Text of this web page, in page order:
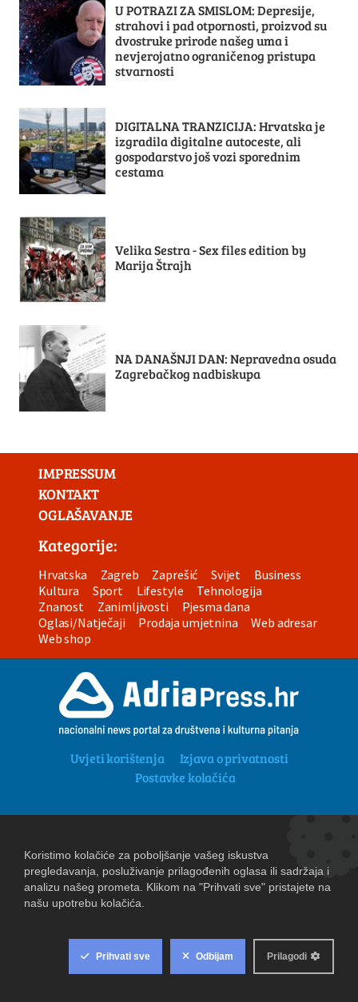
U POTRAZI ZA SMISLOM: Depresije,
strahovi i pad otpornosti, proizvod su
dvostruke prirode našeg uma i
nevjerojatno ograničenog pristupa
stvarnosti
DIGITALNA TRANZICIJA: Hrvatska je
izgradila digitalne autoceste, ali
gospodarstvo još vozi sporednim
cestama
Velika Sestra - Sex files edition by
Marija Štrajh
NA DANAŠNJI DAN: Nepravedna osuda
Zagrebačkog nadbiskupa
IMPRESSUM
KONTAKT
OGLAŠAVANJE
Kategorije:
Hrvatska Zagreb Zaprešić Svijet
Business
Kultura
Sport Lifestyle
Tehnologija
Znanost
Zanimljivosti
Pjesma dana
Oglasi/Natječaji
Prodaja umjetnina
Web adresar
Web shop
Uvjeti korištenja
Izjava o privatnosti
Postavke kolačića
Powered byeNewsCMS|X-media- izrada web stranica i
portala